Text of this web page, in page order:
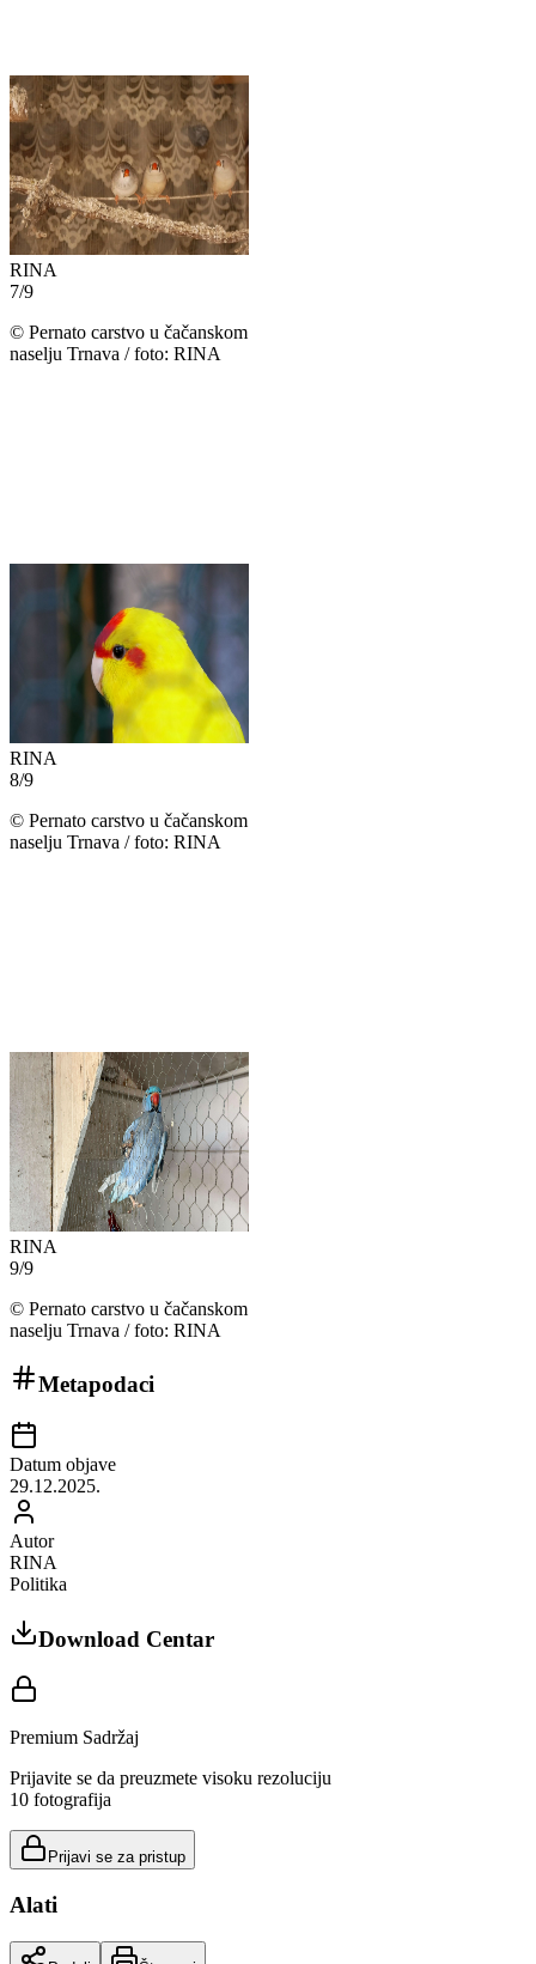
RINA
7/9
© Pernato carstvo u čačanskom
naselju Trnava / foto: RINA
RINA
8/9
© Pernato carstvo u čačanskom
naselju Trnava / foto: RINA
RINA
9/9
© Pernato carstvo u čačanskom
naselju Trnava / foto: RINA
Metapodaci
Datum objave
29.12.2025.
Autor
RINA
Politika
Download Centar
Premium Sadržaj
Prijavite se da preuzmete visoku rezoluciju
10 fotografija
Prijavi se za pristup
Alati